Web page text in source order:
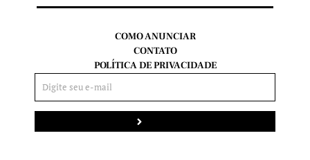
COMO ANUNCIAR
CONTATO
POLÍTICA DE PRIVACIDADE